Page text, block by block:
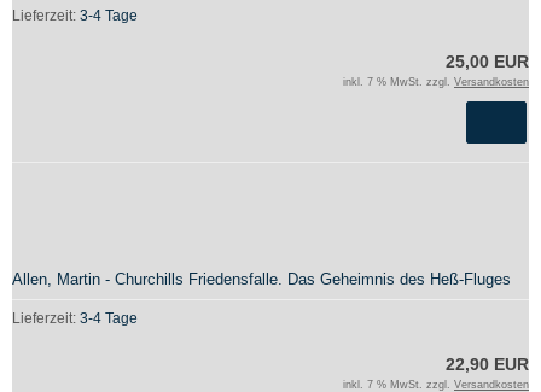
Lieferzeit: 3-4 Tage
25,00 EUR
inkl. 7 % MwSt. zzgl. Versandkosten
Allen, Martin - Churchills Friedensfalle. Das Geheimnis des Heß-Fluges
Lieferzeit: 3-4 Tage
22,90 EUR
inkl. 7 % MwSt. zzgl. Versandkosten